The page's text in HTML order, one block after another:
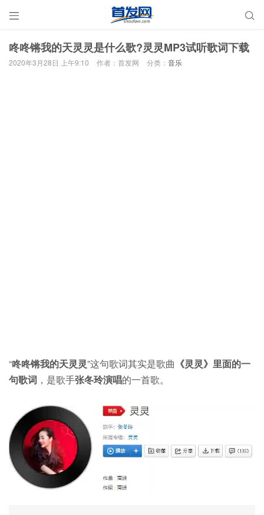
 
咚咚锵我的天灵灵是什么歌?灵灵MP3试听歌词下载
2020年3月28日 上午9:10 作者：首发网 分类： 音乐
“咚咚锵我的天灵灵”这句歌词其实是歌曲 《灵灵》里面的一
句歌词 ，是歌手张冬玲演唱的一首歌。